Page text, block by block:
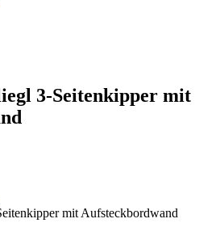
3-Seitenkipper mit